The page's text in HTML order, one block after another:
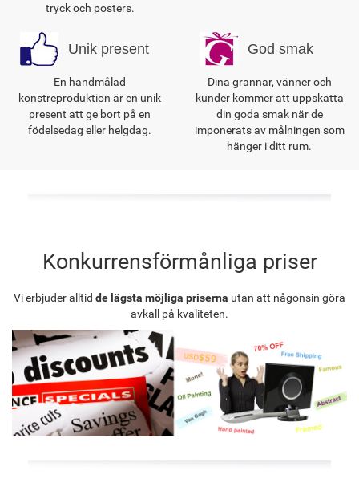
tryck och posters.
Unik present
En handmålad
konstreproduktion är en unik
present att ge bort på en
födelsedag eller helgdag.
God smak
Dina grannar, vänner och
kunder kommer att uppskatta
din goda smak när de
imponerats av målningen som
hänger i ditt rum.
Konkurrensförmånliga priser
Vi erbjuder alltid de lägsta möjliga priserna utan att någonsin göra
avkall på kvaliteten.